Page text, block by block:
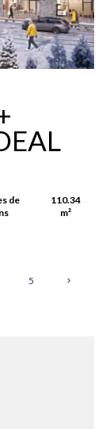
de
110.34
m²
5